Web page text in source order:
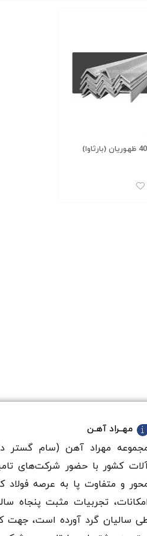
مهــراد آهـن
مهراد آهن (سام گستر
کشور با حضور شرکت‌های
و متفاوت پا به عرصه فولاد
امکانات، تجربیات مثبت پنجاه
سالیان گرد آورده است، جهت